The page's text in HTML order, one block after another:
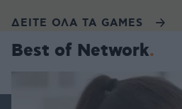
ΔΕΙΤΕ ΟΛΑ ΤΑ GAMES
Best of Network